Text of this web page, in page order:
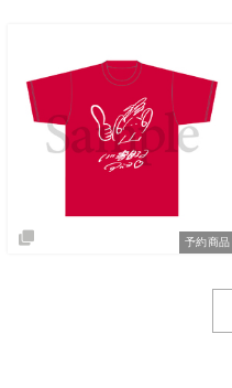
予約商品